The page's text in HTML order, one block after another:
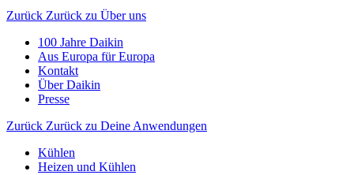
Zurück Zurück zu Über uns
100 Jahre Daikin
Aus Europa für Europa
Kontakt
Über Daikin
Presse
Zurück Zurück zu Deine Anwendungen
Kühlen
Heizen und Kühlen